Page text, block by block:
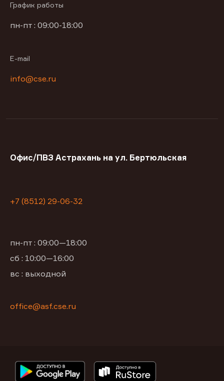
График работы
пн-пт : 09:00-18:00
E-mail
info@cse.ru
Офис/ПВЗ Астрахань на ул. Бертюльская
+7 (8512) 29-06-32
пн-пт : 09:00—18:00
сб : 10:00—16:00
вс : выходной
office@asf.cse.ru